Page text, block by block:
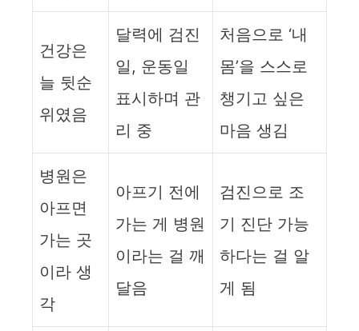
건강은
늘 뒷순
위였음
달력에 검진
일, 운동일
표시하며 관
리 중
처음으로 ‘내
몸’을 스스로
챙기고 싶은
마음 생김
병원은
아프면
가는 곳
이라 생
각
아프기 전에
가는 게 병원
이라는 걸 깨
달음
검진으로 조
기 진단 가능
하다는 걸 알
게 됨